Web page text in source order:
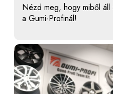
Nézd meg, hogy miből
a Gumi-Profinál!